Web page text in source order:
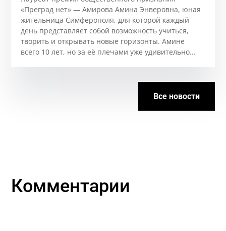
«Преград нет» — Амирова Амина Энверовна, юная
жительница Симферополя, для которой каждый
день представляет собой возможность учиться,
творить и открывать новые горизонты. Аминe
всего 10 лет, но за её плечами уже удивительно...
Все новости
Комментарии